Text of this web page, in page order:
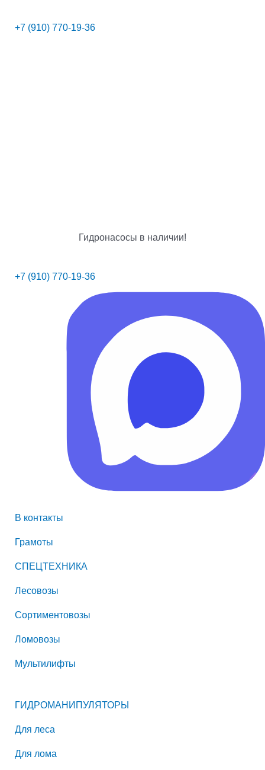
+7 (910) 770-19-36
Гидронасосы в наличии!
+7 (910) 770-19-36
В контакты
Грамоты
СПЕЦТЕХНИКА
Лесовозы
Сортиментовозы
Ломовозы
Мультилифты
ГИДРОМАНИПУЛЯТОРЫ
Для леса
Для лома